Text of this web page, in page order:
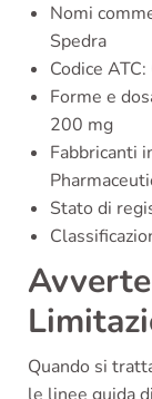
Nomi
Spedra
Codice
Forme e
200 mg
Fabbricanti
Stato di
Quando si